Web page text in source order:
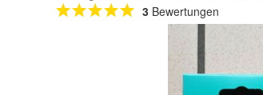
3 Bewertungen